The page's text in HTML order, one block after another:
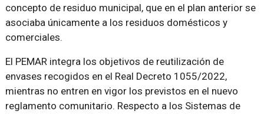
concepto de residuo municipal, que en el plan anterior se
asociaba únicamente a los residuos domésticos y
comerciales.
El PEMAR integra los objetivos de reutilización de
envases recogidos en el Real Decreto 1055/2022,
mientras no entren en vigor los previstos en el nuevo
reglamento comunitario. Respecto a los Sistemas de